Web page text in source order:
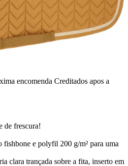
encomenda Creditados apos a
de frescura!
e polyfil 200 g/m² para uma
clara trançada sobre a fita, inserto em